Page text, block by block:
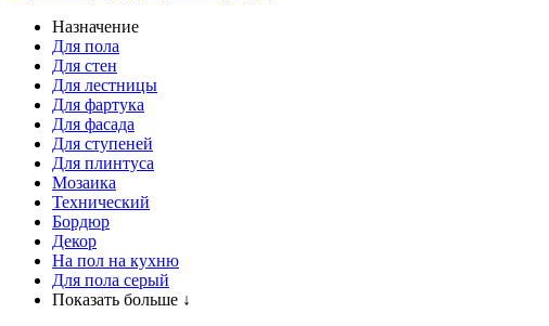
Назначение
Для пола
Для стен
Для лестницы
Для фартука
Для фасада
Для ступеней
Для плинтуса
Мозаика
Технический
Бордюр
Декор
На пол на кухню
Для пола серый
Показать больше ↓